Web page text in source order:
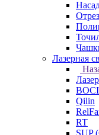
Лазерная
BOCI
Qilin
RT
SUP